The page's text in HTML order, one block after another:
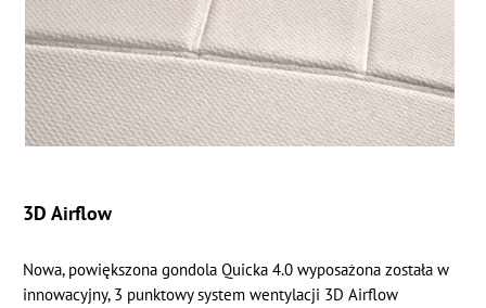
3D Airflow
Nowa, powiększona gondola Quicka 4.0 wyposażona została w
innowacyjny, 3 punktowy system wentylacji 3D Airflow